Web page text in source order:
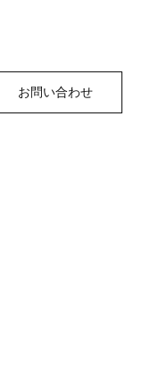
お問い合わせ